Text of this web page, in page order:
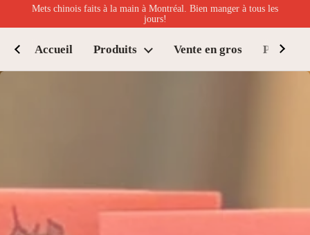
Passer au contenu
Mets chinois faits à la main à Montréal. Bien manger à tous les
jours!
Accueil Produits Vente en gros Points